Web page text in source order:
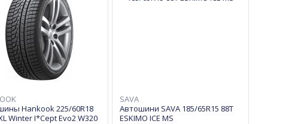
Hankook 225/60R18
Winter I*Cept Evo2 W320
SAVA
Автошини SAVA 185/65R15 88T
ESKIMO ICE MS